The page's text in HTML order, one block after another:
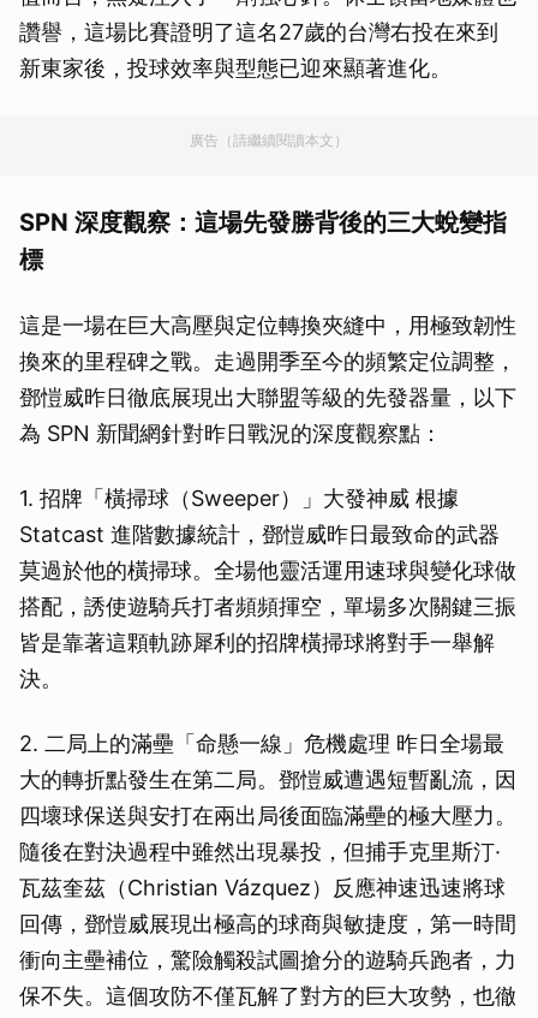
讚譽，這場比賽證明了這名27歲的台灣右投在來到
新東家後，投球效率與型態已迎來顯著進化。
廣告（請繼續閱讀本文）
SPN 深度觀察：這場先發勝背後的三大蛻變指
標
這是一場在巨大高壓與定位轉換夾縫中，用極致韌性
換來的里程碑之戰。走過開季至今的頻繁定位調整，
鄧愷威昨日徹底展現出大聯盟等級的先發器量，以下
為 SPN 新聞網針對昨日戰況的深度觀察點：
1. 招牌「橫掃球（Sweeper）」大發神威 根據
Statcast 進階數據統計，鄧愷威昨日最致命的武器
莫過於他的橫掃球。全場他靈活運用速球與變化球做
搭配，誘使遊騎兵打者頻頻揮空，單場多次關鍵三振
皆是靠著這顆軌跡犀利的招牌橫掃球將對手一舉解
決。
2. 二局上的滿壘「命懸一線」危機處理 昨日全場最
大的轉折點發生在第二局。鄧愷威遭遇短暫亂流，因
四壞球保送與安打在兩出局後面臨滿壘的極大壓力。
隨後在對決過程中雖然出現暴投，但捕手克里斯汀·
瓦茲奎茲（Christian Vázquez）反應神速迅速將球
回傳，鄧愷威展現出極高的球商與敏捷度，第一時間
衝向主壘補位，驚險觸殺試圖搶分的遊騎兵跑者，力
保不失。這個攻防不僅瓦解了對方的巨大攻勢，也徹